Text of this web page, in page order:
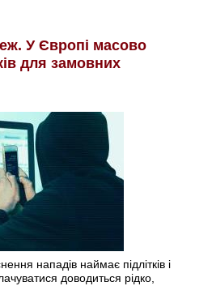
У Європі масово
для замовних
нападів наймає підлітків і
доводиться рідко,